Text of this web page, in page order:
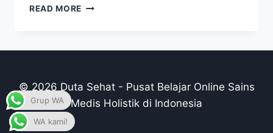
READ MORE ATASI
KELAPA
© 2026 Duta Sehat - Pusat Belajar Online Sains
Medis Holistik di Indonesia
WA kami!
Grup WA